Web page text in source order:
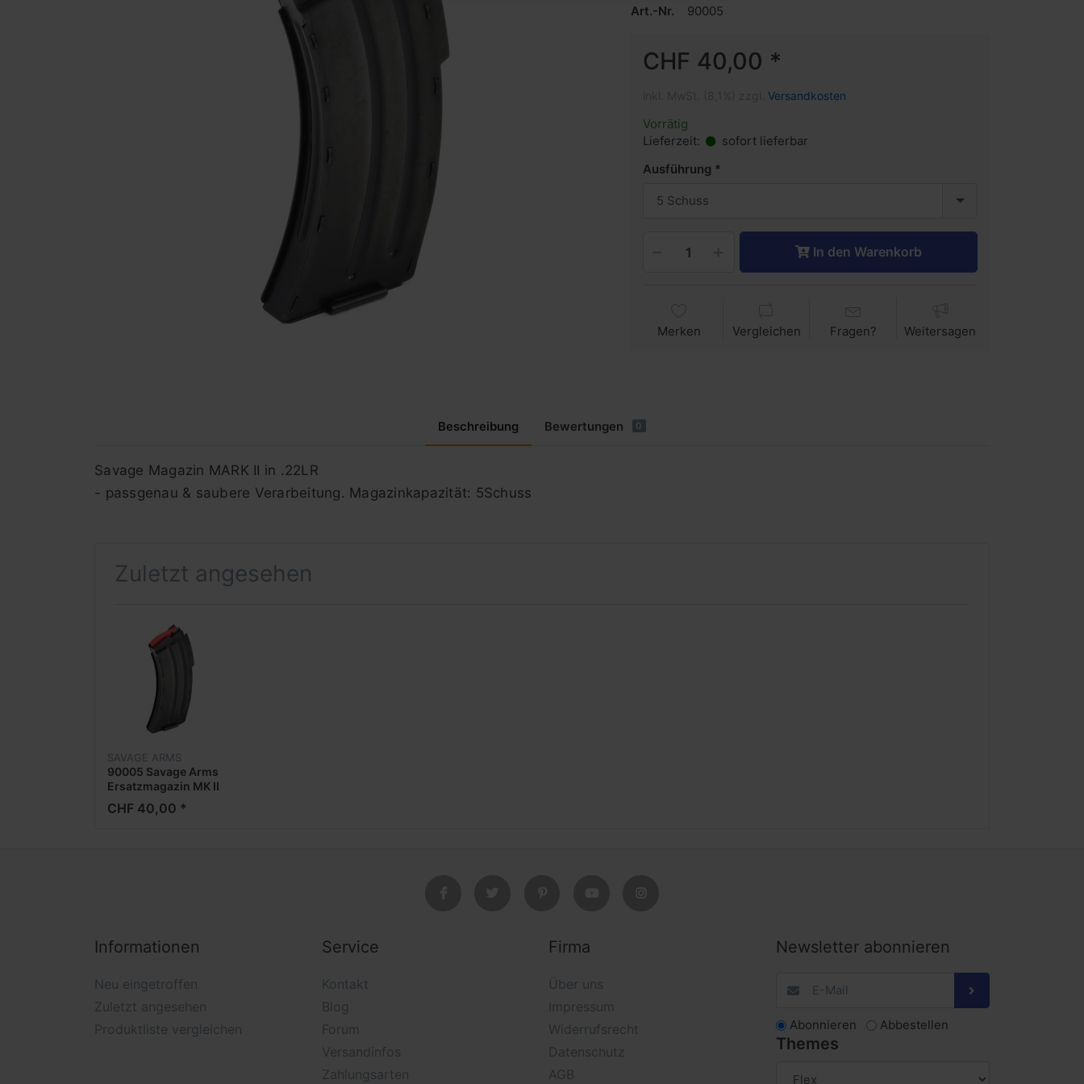
Art.-Nr. 90005
CHF 40,00 *
Versandkosten
Vorrätig
Lieferzeit:
sofort lieferbar
Ausführung
5 Schuss
In den Warenkorb
Merken Vergleichen Fragen? Weitersagen
Beschreibung Bewertungen 0
Savage Magazin MARK II in .22LR
- passgenau & saubere Verarbeitung. Magazinkapazität: 5Schuss
Zuletzt angesehen
SAVAGE ARMS
90005 Savage Arms
Ersatzmagazin MK II
SERIES
CHF 40,00 *
Informationen
Neu eingetroffen
Zuletzt angesehen
Produktliste vergleichen
Service
Kontakt
Blog
Forum
Versandinfos
Zahlungsarten
Firma
Über uns
Impressum
Widerrufsrecht
Datenschutz
AGB
Newsletter abonnieren
Abonnieren Abbestellen
Themes